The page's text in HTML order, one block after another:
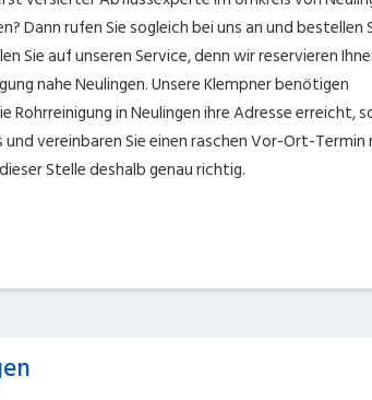
Dann rufen Sie sogleich bei uns an und bestellen
Sie auf unseren Service, denn wir reservieren
nahe Neulingen. Unsere Klempner benötigen
in Neulingen ihre Adresse erreicht,
vereinbaren Sie einen raschen Vor-Ort-
Stelle deshalb genau richtig.